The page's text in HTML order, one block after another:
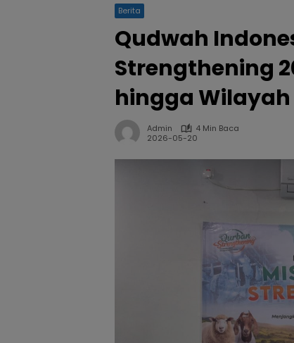
Berita
Qudwah
Strengthening
hingga Wilayah
Admin
4 Min Baca
2026-05-20